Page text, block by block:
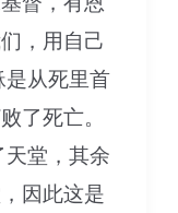
，用自己
是从死里首
了死亡。
堂，其余
因此这是